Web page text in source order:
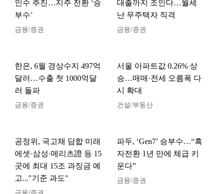
인수 추진…지주 전환 ‘승
부수’
금융/증권
대출까지 조인다…월세
난 무주택자 직격
금융/증권
한은, 6월 경상수지 497억
달러…수출 첫 1000억달
러 돌파
금융/증권
서울 아파트값 0.26% 상
승…매매·전세 오름폭 다
시 확대
건설/부동산
공정위, 국고채 담합 미래
에셋·삼성·메리츠證 등 15
곳에 최대 15조 과징금 예
고..."기준 과도"
파두, ‘Gen7’ 승부수…“흑
자전환 1년 만에 체급 키
운다”
금융/증권